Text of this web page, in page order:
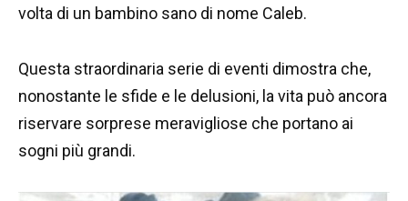
volta di un bambino sano di nome Caleb.
Questa straordinaria serie di eventi dimostra che,
nonostante le sfide e le delusioni, la vita può ancora
riservare sorprese meravigliose che portano ai
sogni più grandi.